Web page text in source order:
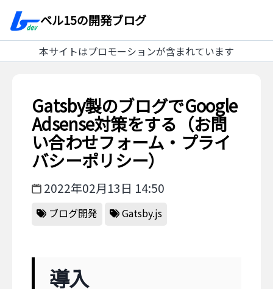
ベル15の開発ブログ
本サイトはプロモーションが含まれています
Gatsby製のブログでGoogle
Adsense対策をする（お問
い合わせフォーム・プライ
バシーポリシー）
2022年02月13日 14:50
ブログ開発 Gatsby.js
導入